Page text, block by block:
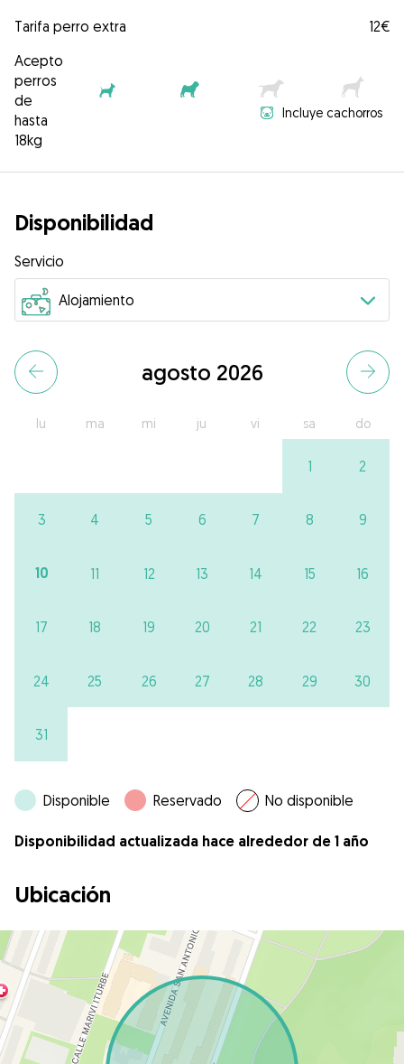
Tarifa perro extra
12€
Acepto
perros
de
hasta
18kg
Incluye cachorros
Disponibilidad
Servicio
agosto 2026
lu ma mi ju vi sa do
1 2
3 4 5 6 7 8 9
10 11 12 13 14 15 16
17 18 19 20 21 22 23
24 25 26 27 28 29 30
31
Disponible Reservado No disponible
Disponibilidad actualizada hace alrededor de 1 año
Ubicación